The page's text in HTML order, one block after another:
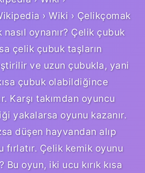
› Wiki › Çelikçomak
oynanır? Çelik çubuk
çelik çubuk taşların
ve uzun çubukla, yani
çubuk olabildiğince
Karşı takımdan oyuncu
yakalarsa oyunu kazanır.
düşen hayvandan alıp
fırlatır. Çelik kemik oyunu
Bu oyun, iki ucu kırık kısa